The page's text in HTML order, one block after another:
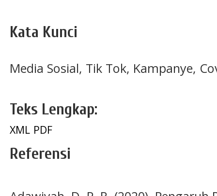
Kata Kunci
Media Sosial, Tik Tok, Kampanye,
Teks Lengkap:
XML PDF
Referensi